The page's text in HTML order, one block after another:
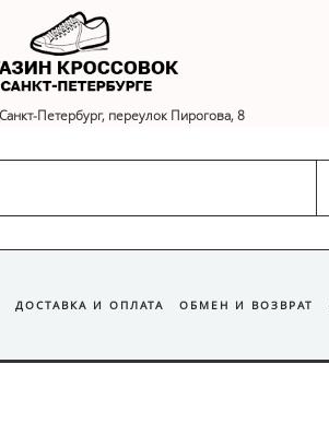
Петербург, переулок Пирогова, 8
ДОСТАВКА И ОПЛАТА ОБМЕН И ВОЗВРАТ